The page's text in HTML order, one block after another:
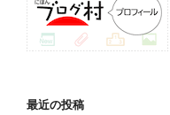
最近の投稿